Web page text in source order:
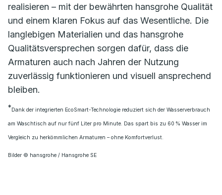
realisieren – mit der bewährten hansgrohe Qualität
und einem klaren Fokus auf das Wesentliche. Die
langlebigen Materialien und das hansgrohe
Qualitätsversprechen sorgen dafür, dass die
Armaturen auch nach Jahren der Nutzung
zuverlässig funktionieren und visuell ansprechend
bleiben.
*Dank der integrierten EcoSmart-Technologie reduziert sich der Wasserverbrauch
am Waschtisch auf nur fünf Liter pro Minute. Das spart bis zu 60 % Wasser im
Vergleich zu herkömmlichen Armaturen – ohne Komfortverlust.
Bilder © hansgrohe / Hansgrohe SE